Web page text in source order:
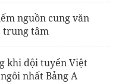
nguồn cung văn
trung tâm
khi đội tuyển Việt
nhất Bảng A